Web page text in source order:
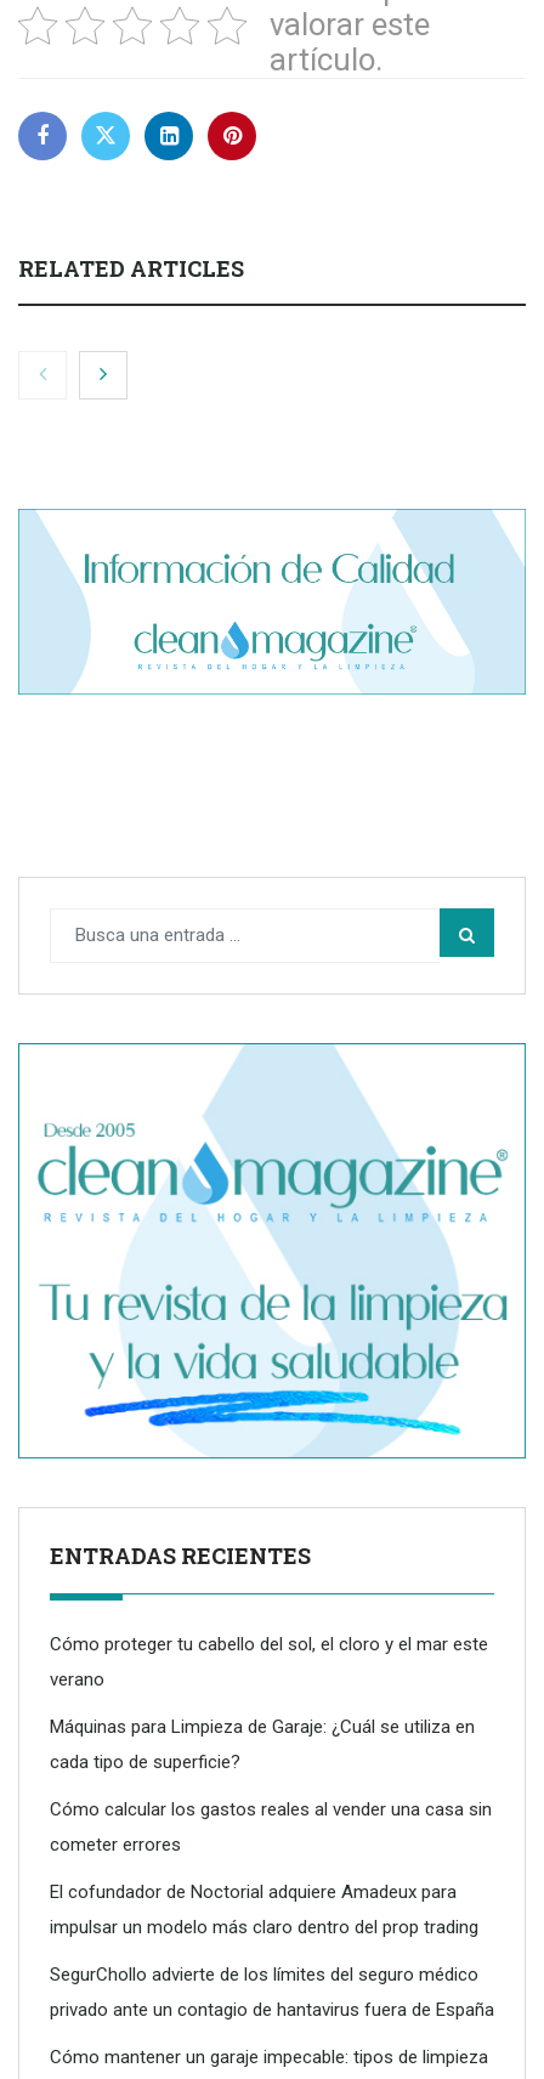
valorar este
artículo.
RELATED ARTICLES
El cofundador de Noctorial adquiere Amadeux para
SegurChollo advierte de los límites del seguro médico
privado ante un contagio de hantavirus fuera de España
Dreame advierte: no todos los purificadores de aire son
eficaces contra la alergia
ENTRADAS RECIENTES
Cómo proteger tu cabello del sol, el cloro y el mar este
verano
Máquinas para Limpieza de Garaje: ¿Cuál se utiliza en
cada tipo de superficie?
Cómo calcular los gastos reales al vender una casa sin
cometer errores
El cofundador de Noctorial adquiere Amadeux para
impulsar un modelo más claro dentro del prop trading
SegurChollo advierte de los límites del seguro médico
privado ante un contagio de hantavirus fuera de España
Cómo mantener un garaje impecable: tipos de limpieza